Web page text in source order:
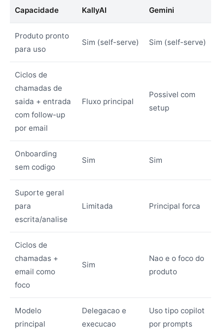
Capacidade KallyAI Gemini
Produto pronto
para uso
Sim (self-serve) Sim (self-serve)
Ciclos de
chamadas de
saida + entrada
com follow-up
por email
Fluxo principal
Possivel com
setup
Onboarding
sem codigo
Sim Sim
Suporte geral
para
escrita/analise
Limitada Principal forca
Ciclos de
chamadas +
email como
foco
Sim
Nao e o foco do
produto
Modelo
principal
Delegacao e
execucao
Uso tipo copilot
por prompts